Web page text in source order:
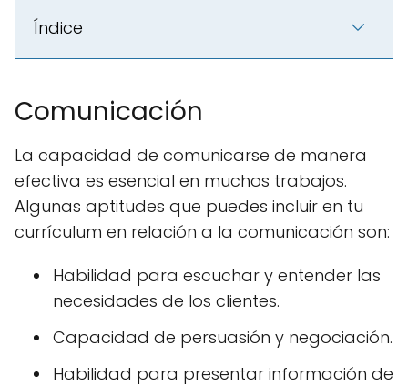
Índice
Comunicación
La capacidad de comunicarse de manera
efectiva es esencial en muchos trabajos.
Algunas aptitudes que puedes incluir en tu
currículum en relación a la comunicación son:
Habilidad para escuchar y entender las
necesidades de los clientes.
Capacidad de persuasión y negociación.
Habilidad para presentar información de